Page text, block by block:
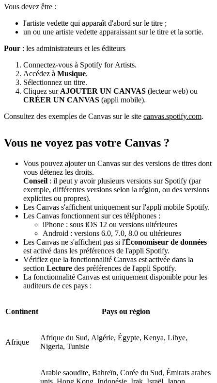
Vous devez être :
l'artiste vedette qui apparaît d'abord sur le titre ;
un ou une artiste vedette apparaissant sur le titre et la sortie.
Pour : les administrateurs et les éditeurs
Connectez-vous à Spotify for Artists.
Accédez à Musique.
Sélectionnez un titre.
Cliquez sur AJOUTER UN CANVAS (lecteur web) ou
CRÉER UN CANVAS (appli mobile).
Consultez des exemples de Canvas sur le site canvas.spotify.com.
Vous ne voyez pas votre Canvas ?
Vous pouvez ajouter un Canvas sur des versions de titres dont
vous détenez les droits.
Conseil : il peut y avoir plusieurs versions sur Spotify (par
exemple, différentes versions selon la région, ou des versions
explicites ou propres).
Les Canvas s'affichent uniquement sur l'appli mobile Spotify.
Les Canvas fonctionnent sur ces téléphones :
iPhone : sous iOS 12 ou versions ultérieures
Android : versions 6.0, 7.0, 8.0 ou ultérieures
Les Canvas ne s'affichent pas si l'Économiseur de données
est activé dans les préférences de l'appli Spotify.
Vérifiez que la fonctionnalité Canvas est activée dans la
section Lecture des préférences de l'appli Spotify.
La fonctionnalité Canvas est uniquement disponible pour les
auditeurs de ces pays :
Continent Pays ou région
Afrique
Afrique du Sud, Algérie, Égypte, Kenya, Libye,
Nigeria, Tunisie
Arabie saoudite, Bahreïn, Corée du Sud, Émirats arabes
unis, Hong Kong, Indonésie, Irak, Israël, Japon,